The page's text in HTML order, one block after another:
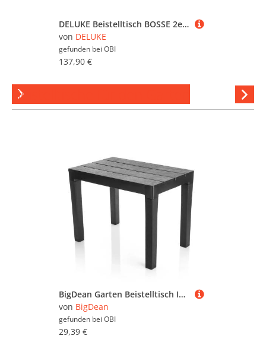
DELUKE Beistelltisch BOSSE 2er Set Eckig 48x38x47cm Holz Natura Kleiner Tisch Couchtisch für Wohnzimmer
von DELUKE
gefunden bei OBI
137,90 €
Beistelltische für den Garten
BigDean Garten Beistelltisch In Schwarz Wetterfester Campingtisch Für In Und Outdoor Geeignet Kunststoff Esstisch Gartentisch Balkontisch
von BigDean
gefunden bei OBI
29,39 €